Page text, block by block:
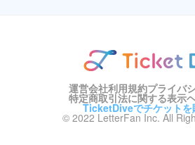
運営会社利用規約プライバ
特定商取引法に関する表示
TicketDiveでチケットを
© 2022 LetterFan Inc. All